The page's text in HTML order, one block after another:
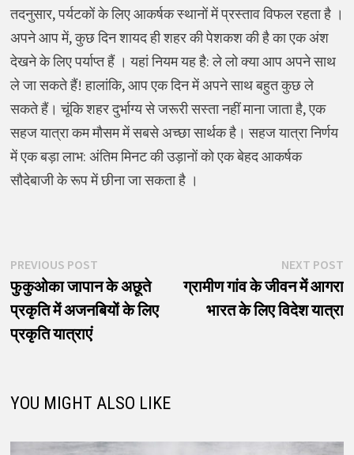
तदनुसार, पर्यटकों के लिए आकर्षक स्थानों में प्रस्ताव विफल रहता है ।
अपने आप में, कुछ दिन शायद ही शहर की पेशकश की है का एक अंश
देखने के लिए पर्याप्त हैं । यहां नियम यह है: ले लो क्या आप अपने साथ
ले जा सकते हैं! हालांकि, आप एक दिन में अपने साथ बहुत कुछ ले
सकते हैं। चूंकि शहर दुर्भाग्य से जरूरी सस्ता नहीं माना जाता है, एक
सहज यात्रा कम मौसम में सबसे अच्छा सार्थक है। सहज यात्रा निर्णय
में एक बड़ा लाभ: अंतिम मिनट की उड़ानों को एक बेहद आकर्षक
सौदेबाजी के रूप में छीना जा सकता है ।
पोस्ट
नेविगेशन
PREVIOUS POSTPrevious
post:
फुकुओका जापान के अछूते
प्रकृति में अजनबियों के लिए
प्रकृति यात्राएं
NEXT POST
ग्रामीण गांव के जीवन में आगरा
भारत के लिए विदेश यात्रा
YOU MIGHT ALSO LIKE